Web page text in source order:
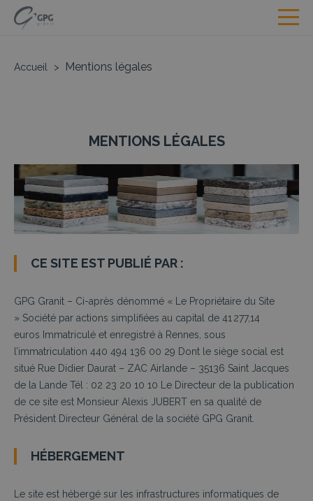
Accueil > Mentions légales
MENTIONS LÉGALES
CE SITE EST PUBLIÉ PAR :
GPG Granit – Ci-après dénommé « Le Propriétaire du Site
» Société par actions simplifiées au capital de 41 277,14
euros Immatriculé et enregistré à Rennes, sous
l’immatriculation 440 494 136 00 29 Dont le siège social est
situé Rue Didier Daurat – ZAC Airlande – 35136 Saint Jacques
de la Lande Tél : 02 23 20 10 10
Le Directeur de la publication
de ce site est Monsieur Alexis JUBERT en sa qualité de
Président Directeur Général de la société GPG Granit.
HÉBERGEMENT
Le site est hébergé sur les infrastructures informatiques de